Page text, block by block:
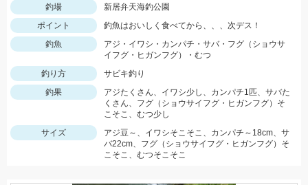
釣場
新居弁天海釣公園
ポイント
釣魚はおいしく食べてから、、、次デス！
釣魚
アジ・イワシ・カンパチ・サバ・フグ（ショウサ
イフグ・ヒガンフグ）・むつ
釣り方
サビキ釣り
釣果
アジたくさん、イワシ少し、カンパチ1匹、サバた
くさん、フグ（ショウサイフグ・ヒガンフグ）そ
こそこ、むつ少し
サイズ
アジ豆～、イワシそこそこ、カンパチ～18cm、サ
バ22cm、フグ（ショウサイフグ・ヒガンフグ）そ
こそこ、むつそこそこ